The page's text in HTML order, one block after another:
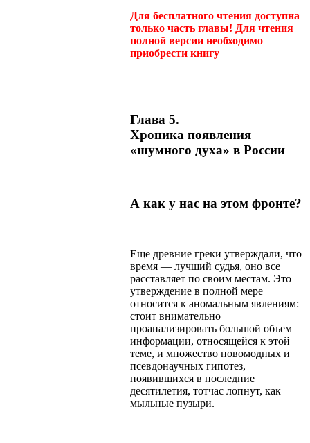
Для бесплатного чтения доступна
только часть главы! Для чтения
полной версии необходимо
приобрести книгу
Глава 5.
Хроника появления
«шумного духа» в России
А как у нас на этом фронте?
Еще древние греки утверждали, что
время — лучший судья, оно все
расставляет по своим местам. Это
утверждение в полной мере
относится к аномальным явлениям:
стоит внимательно
проанализировать большой объем
информации, относящейся к этой
теме, и множество новомодных и
псевдонаучных гипотез,
появившихся в последние
десятилетия, тотчас лопнут, как
мыльные пузыри.